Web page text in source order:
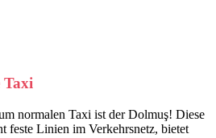
Taxi
normalen Taxi ist der Dolmuş! Diese
feste Linien im Verkehrsnetz, bietet